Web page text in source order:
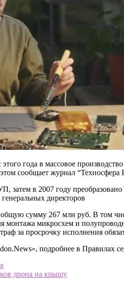
года в массовое
сообщает журнал
затем в 2007 году
директоров
сумму 267 млн руб. В том
монтажа микросхем и
за просрочку исполнения
подробнее в Правилах
дрона на крышу